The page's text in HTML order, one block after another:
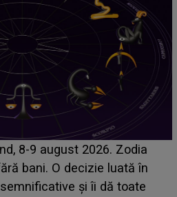
ASCUNS până
concurentul din Casa Iubirii
despre mama